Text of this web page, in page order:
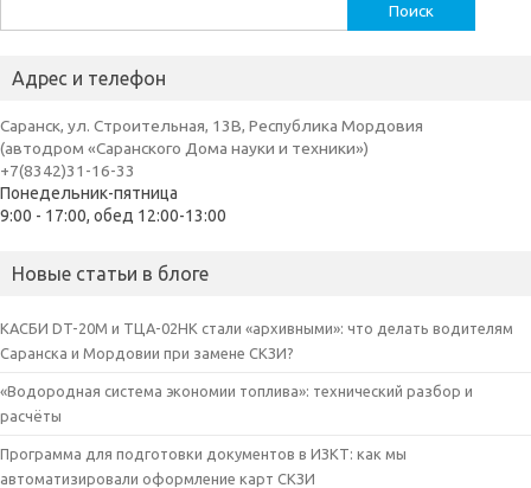
Адрес и телефон
Саранск, ул. Строительная, 13В, Республика Мордовия
(автодром «Саранского Дома науки и техники»)
+7(8342)31-16-33
Понедельник-пятница
9:00 - 17:00, обед 12:00-13:00
Новые статьи в блоге
КАСБИ DT-20M и ТЦА-02НК стали «архивными»: что делать водителям
Саранска и Мордовии при замене СКЗИ?
«Водородная система экономии топлива»: технический разбор и
расчёты
Программа для подготовки документов в ИЗКТ: как мы
автоматизировали оформление карт СКЗИ